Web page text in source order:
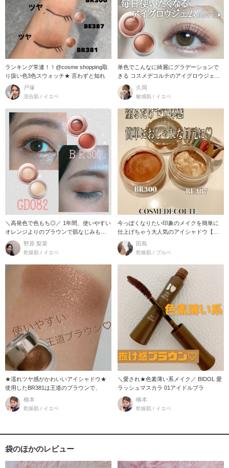
ランキング常連！！@cosme shopping取
り扱い色3色スウォッチ★ 言わずと知れ
戸塚
混合肌 / イエベ
単色でこんなに綺麗にグラデーションで
きる コスメデコルテのアイグロウジェ
ム！ 使い方＆オス
久岡
敏感肌 / イエベ
＼高発色で色もち◎／ 1年間、使いやすい
オレンジよりのブラウンで肌なじみもよ
くて1つでも
野原 梨菜
乾燥肌 / イエベ
今っぽくなりたい印象のメイクを簡単に
仕上げちゃう大人気のアイシャドウ【ア
イグロウジェム】
田島
乾燥肌 / ブルベ
★濡れツヤ感がかわいいアイシャドウ★
使用したBR381は王道のブラウンで、
橋本
乾燥肌 / イエベ
＼愛され★色素薄い系メイク／ BIDOL 愛
ラッシュマスカラ 01アイドルブラ
橋本
乾燥肌 / イエベ
袋のほかのレビュー